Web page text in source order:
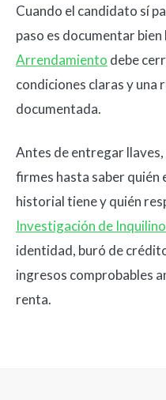
Cuando el candidato sí
paso es documentar bien
Arrendamiento debe
condiciones claras y una
documentada.
Antes de entregar llaves,
firmes hasta saber quién
historial tiene y quién
Investigación de
identidad, buró de
ingresos comprobables
renta.